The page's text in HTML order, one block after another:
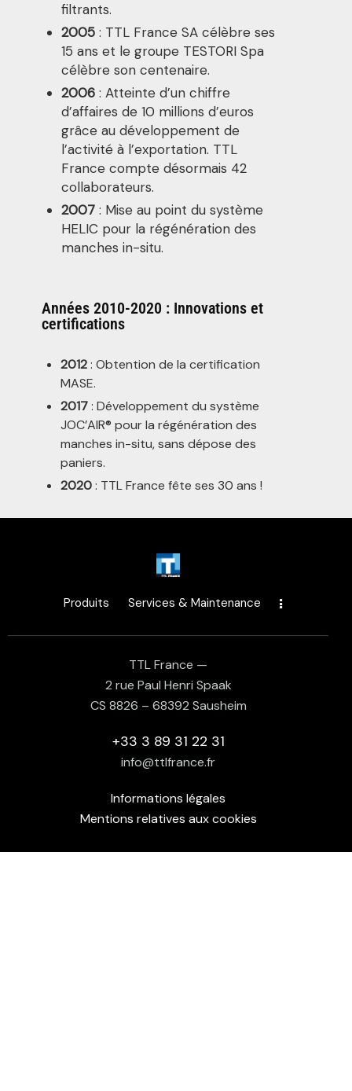
filtrants.
2005 : TTL France SA célèbre ses
15 ans et le groupe TESTORI Spa
célèbre son centenaire.
2006 : Atteinte d’un chiffre
d’affaires de 10 millions d’euros
grâce au développement de
l’activité à l’exportation. TTL
France compte désormais 42
collaborateurs.
2007 : Mise au point du système
HELIC pour la régénération des
manches in-situ.
Années 2010-2020 : Innovations et
certifications
2012: Obtention de la certification
MASE.
2017: Développement du système
JOC’AIR® pour la régénération des
manches in-situ, sans dépose des
paniers.
2020: TTL France fête ses 30 ans !
Produits Services & Maintenance
TTL France —
2 rue Paul Henri Spaak
CS 8826 – 68392 Sausheim
+33 3 89 31 22 31
info@ttlfrance.fr
Informations légales
Mentions relatives aux cookies